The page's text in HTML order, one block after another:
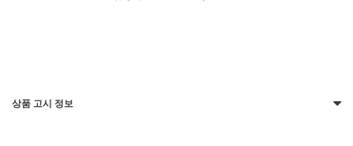
상품 고시 정보